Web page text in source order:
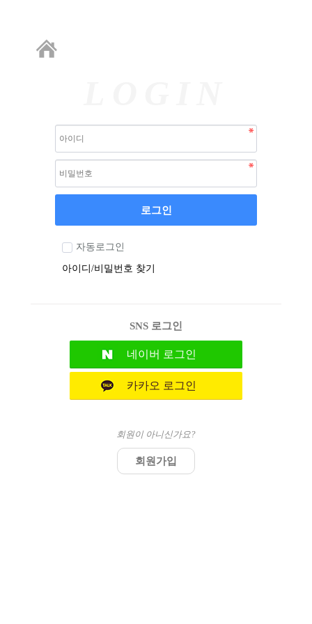
로그인
자동로그인
아이디/비밀번호 찾기
SNS 로그인
네이버 로그인
카카오 로그인
회원이 아니신가요?
회원가입